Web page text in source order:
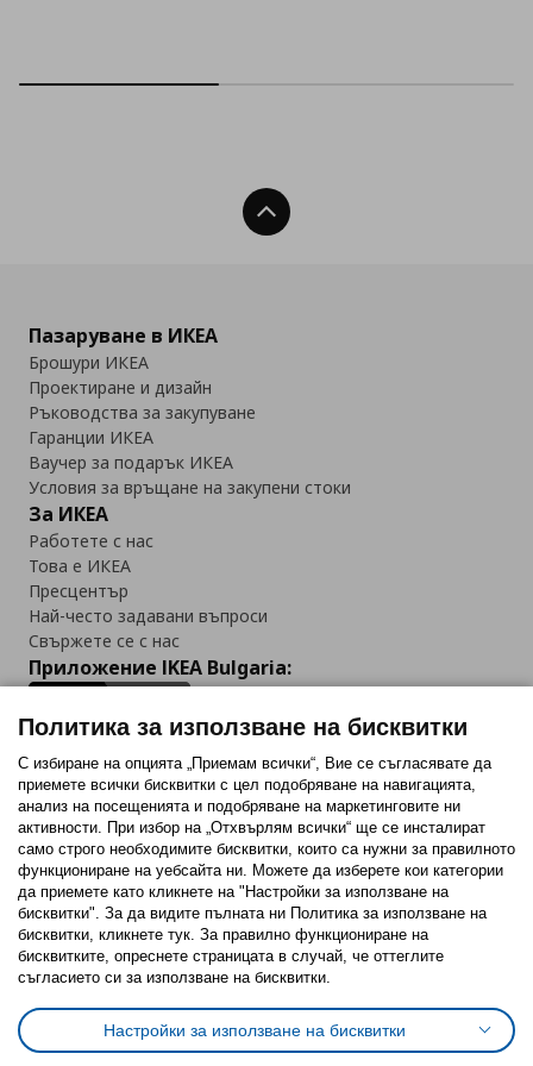
Нагоре
Пазаруване в ИКЕА
Брошури ИКЕА
Проектиране и дизайн
Ръководства за закупуване
Гаранции ИКЕА
Ваучер за подарък ИКЕА
Условия за връщане на закупени стоки
За ИКЕА
Работете с нас
Това е ИКЕА
Пресцентър
Най-често задавани въпроси
Свържете се с нас
Приложение IKEA Bulgaria:
Последвайте ни:
FacebookTwitterYoutubePinterestInstagram
Политика за използване на бисквитки (Cookies)
Избор на настройки за използване на бисквитки
Условия за ползване на ikea.bgОбща политика за личните данни
Политика за защита на личните данни на ikea.bg
Политика за използване на бисквитки
С избиране на опцията „Приемам всички“, Вие се съгласявате да
приемете всички бисквитки с цел подобряване на навигацията,
анализ на посещенията и подобряване на маркетинговите ни
активности. При избор на „Отхвърлям всички“ ще се инсталират
само строго необходимитe бисквитки, които са нужни за правилното
функциониране на уебсайта ни. Можете да изберете кои категории
да приемете като кликнете на "Настройки за използване на
бисквитки". За да видите пълната ни Политика за използване на
бисквитки, кликнете тук. За правилно функциониране на
бисквитките, опреснете страницата в случай, че оттеглите
съгласието си за използване на бисквитки.
Настройки за използване на бисквитки